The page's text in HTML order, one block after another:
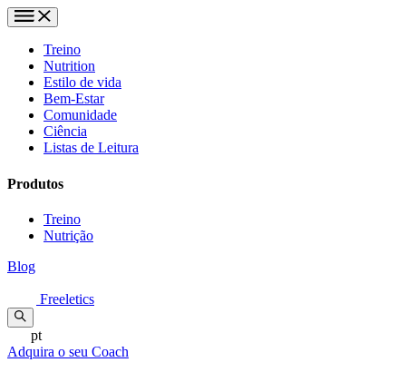
Treino
Nutrition
Estilo de vida
Bem-Estar
Comunidade
Ciência
Listas de Leitura
Produtos
Treino
Nutrição
Blog
Freeletics
pt
Adquira o seu Coach